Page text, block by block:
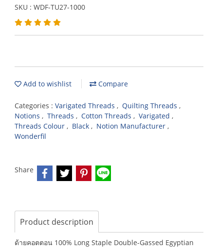
SKU : WDF-TU27-1000
Add to wishlist Compare
Categories : Varigated Threads , Quilting Threads ,
Notions , Threads , Cotton Threads , Varigated ,
Threads Colour , Black , Notion Manufacturer ,
Wonderfil
Share
Product description
ด้ายคอตตอน 100% Long Staple Double-Gassed Egyptian